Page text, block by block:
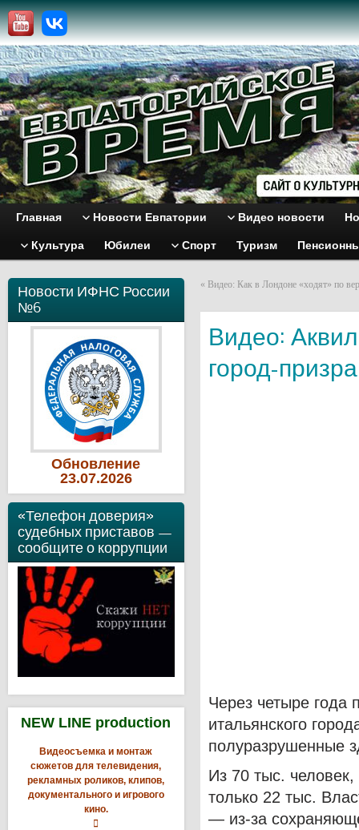
Главная Новости Евпатории Видео новости
Культура Юбилеи Спорт Туризм
Новости ИФНС России
№6
Обновление
23.07.2026
«Телефон доверия»
судебных приставов —
сообщите о коррупции
NEW LINE production
Видеосъемка и монтаж
сюжетов для телевидения,
рекламных роликов, клипов,
документального и игрового
кино.

« Видео: Как в Лондоне «ходят» по
Видео:
город-
Через четыре года
итальянского
полуразрушенные
Из 70 тыс.
только 22 тыс.
— из-за